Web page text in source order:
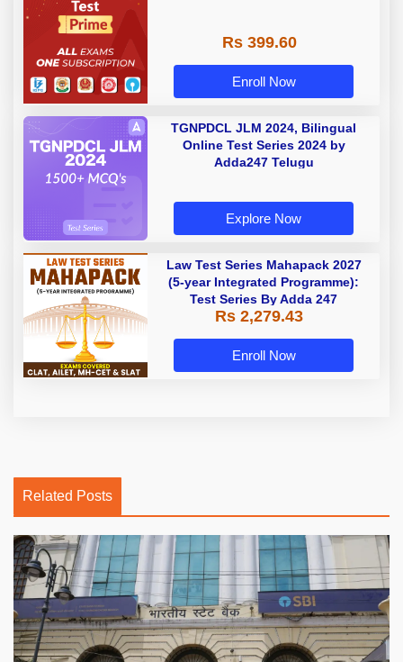
Rs 399.60
Enroll Now
TGNPDCL JLM 2024, Bilingual
Online Test Series 2024 by
Adda247 Telugu
Explore Now
Law Test Series Mahapack 2027
(5-year Integrated Programme):
Test Series By Adda 247
Rs 2,279.43
Enroll Now
Related Posts